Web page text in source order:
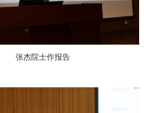
张杰院士作报告